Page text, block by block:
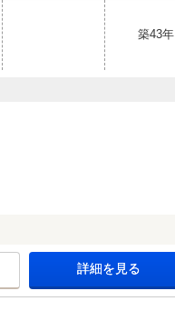
築43年
詳細を見る